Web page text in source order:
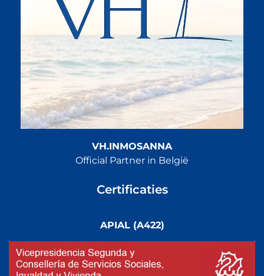
VH.INMOSANNA
Official Partner in België
Certificaties
APIAL (A422)